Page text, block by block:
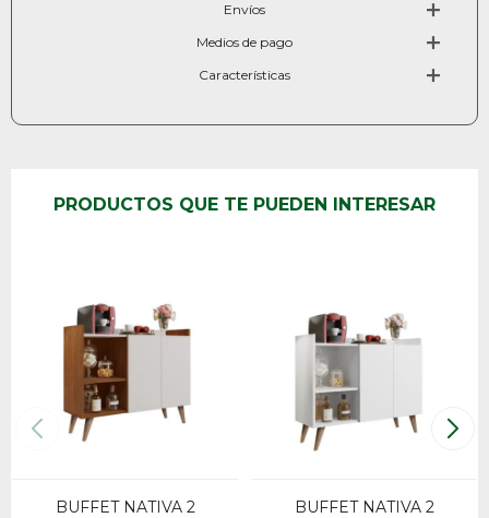
Envíos
Medios de pago
Características
PRODUCTOS QUE TE PUEDEN INTERESAR
BUFFET NATIVA 2
BUFFET NATIVA 2